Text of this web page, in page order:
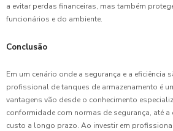
a evitar perdas financeiras, mas também
funcionários e do ambiente.
Conclusão
Em um cenário onde a segurança e a eficiência
profissional de tanques de armazenamento é
vantagens vão desde o conhecimento
conformidade com normas de segurança, até a
custo a longo prazo. Ao investir em